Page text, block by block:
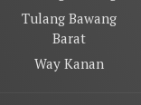
Tulang Bawang
Barat
Way Kanan